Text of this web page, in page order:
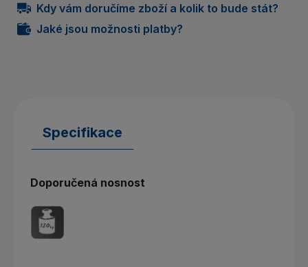
Kdy vám doručíme zboží a kolik to bude stát?
Jaké jsou možnosti platby?
Specifikace
Doporučená nosnost